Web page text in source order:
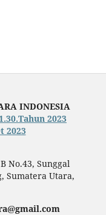
INDONESIA
2023
2023
No.43, Sunggal
Sumatera Utara,